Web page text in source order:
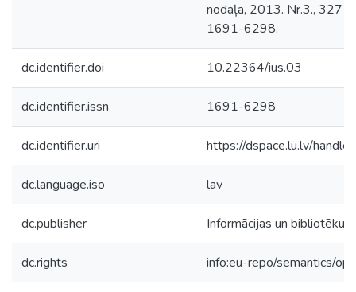
nodaļa, 2013. Nr.3., 327
1691-6298.
dc.identifier.doi 10.22364/ius.03
dc.identifier.issn 1691-6298
dc.identifier.uri https://dspace.lu.lv/
dc.language.iso lav
dc.publisher Informācijas un bibliotēku
dc.rights info:eu-repo/semantics/